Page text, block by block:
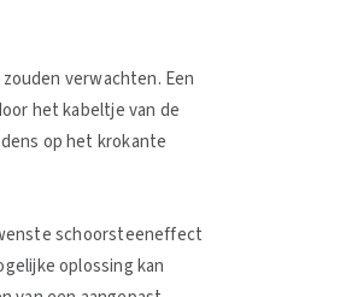
verwachten. Een
het kabeltje van de
op het krokante
schoorsteeneffect
oplossing kan